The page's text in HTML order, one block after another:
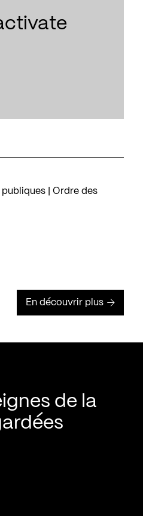
| Ordre des
En découvrir plus
de la